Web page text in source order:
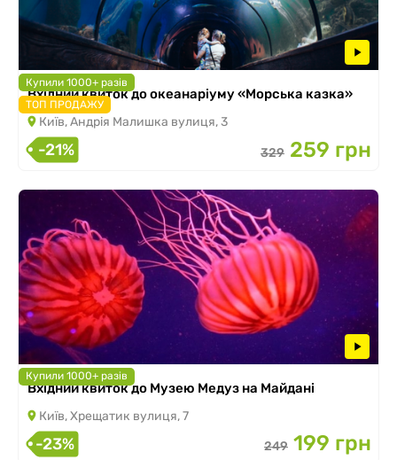
Купили 1000+ разів
ТОП ПРОДАЖУ
Вхідний квиток до океанаріуму «Морська казка»
Київ, Андрія Малишка вулиця, 3
-21% 329 259 грн
Купили 1000+ разів
Вхідний квиток до Музею Медуз на Майдані
Київ, Хрещатик вулиця, 7
-23% 249 199 грн